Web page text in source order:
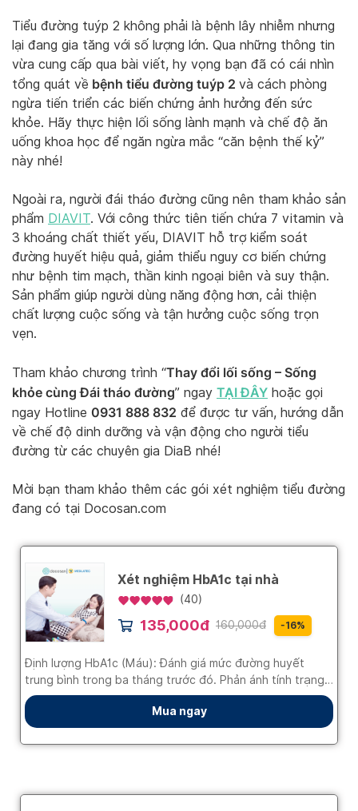
Tiểu đường tuýp 2 không phải là bệnh lây nhiễm nhưng
lại đang gia tăng với số lượng lớn. Qua những thông tin
vừa cung cấp qua bài viết, hy vọng bạn đã có cái nhìn
tổng quát về bệnh tiểu đường tuýp 2 và cách phòng
ngừa tiến triển các biến chứng ảnh hưởng đến sức
khỏe. Hãy thực hiện lối sống lành mạnh và chế độ ăn
uống khoa học để ngăn ngừa mắc “căn bệnh thế kỷ”
này nhé!
Ngoài ra, người đái tháo đường cũng nên tham khảo sản
phẩm DIAVIT. Với công thức tiên tiến chứa 7 vitamin và
3 khoáng chất thiết yếu, DIAVIT hỗ trợ kiểm soát
đường huyết hiệu quả, giảm thiểu nguy cơ biến chứng
như bệnh tim mạch, thần kinh ngoại biên và suy thận.
Sản phẩm giúp người dùng năng động hơn, cải thiện
chất lượng cuộc sống và tận hưởng cuộc sống trọn
vẹn.
Tham khảo chương trình “Thay đổi lối sống – Sống
khỏe cùng Đái tháo đường” ngay TẠI ĐÂY hoặc gọi
ngay Hotline 0931 888 832 để được tư vấn, hướng dẫn
về chế độ dinh dưỡng và vận động cho người tiểu
đường từ các chuyên gia DiaB nhé!
Mời bạn tham khảo thêm các gói xét nghiệm tiểu đường
đang có tại Docosan.com